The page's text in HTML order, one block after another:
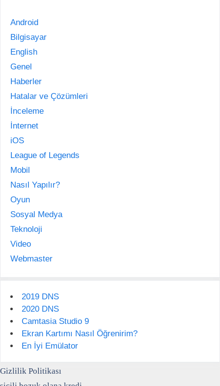
Android
Bilgisayar
English
Genel
Haberler
Hatalar ve Çözümleri
İnceleme
İnternet
iOS
League of Legends
Mobil
Nasıl Yapılır?
Oyun
Sosyal Medya
Teknoloji
Video
Webmaster
2019 DNS
2020 DNS
Camtasia Studio 9
Ekran Kartımı Nasıl Öğrenirim?
En İyi Emülator
Gizlilik Politikası